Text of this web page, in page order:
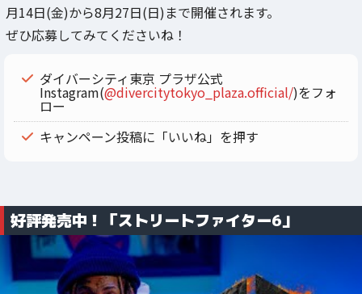
月14日(金)から8月27日(日)まで開催されます。
ぜひ応募してみてくださいね！
ダイバーシティ東京 プラザ公式
Instagram(@divercitytokyo_plaza.official/)をフォ
ロー
キャンペーン投稿に「いいね」を押す
好評発売中！「ストリートファイター6」